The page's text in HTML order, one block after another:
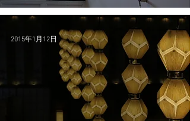
2015年1月12日